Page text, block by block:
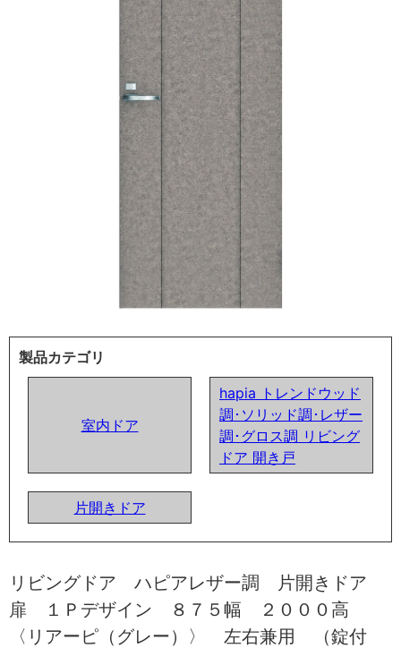
製品カテゴリ
室内ドア
hapia トレンドウッド
調･ソリッド調･レザー
調･グロス調 リビング
ドア 開き戸
片開きドア
リビングドア ハピアレザー調 片開きドア
扉 １Ｐデザイン ８７５幅 ２０００高
〈リアーピ（グレー）〉 左右兼用 （錠付